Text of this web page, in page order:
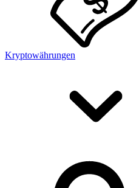
Kryptowährungen